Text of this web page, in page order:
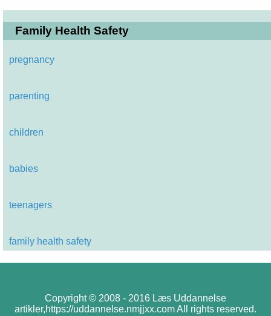
Family Health Safety
pregnancy
parenting
children
babies
teenagers
family health safety
Copyright © 2008 - 2016 Læs Uddannelse
artikler,https://uddannelse.nmjjxx.com All rights reserved.